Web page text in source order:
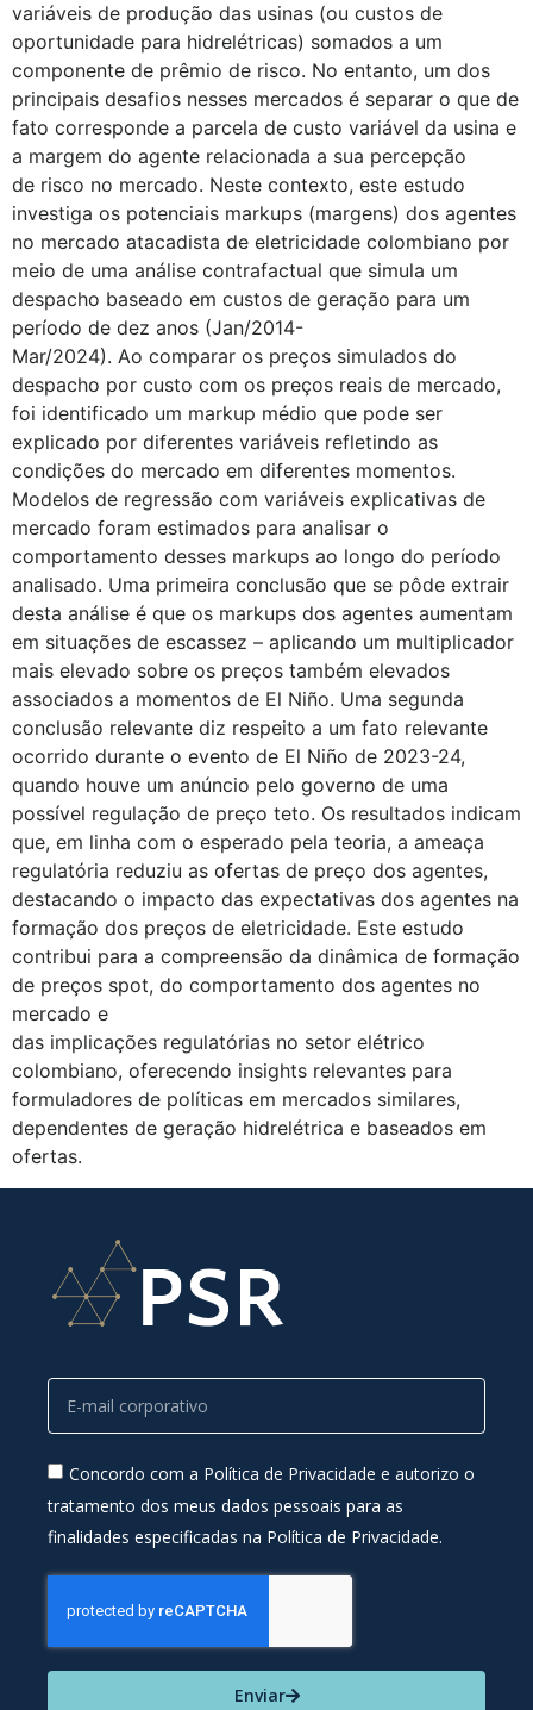
variáveis de produção das usinas (ou custos de
oportunidade para hidrelétricas) somados a um
componente de prêmio de risco. No entanto, um dos
principais desafios nesses mercados é separar o que de
fato corresponde a parcela de custo variável da usina e
a margem do agente relacionada a sua percepção
de risco no mercado. Neste contexto, este estudo
investiga os potenciais markups (margens) dos agentes
no mercado atacadista de eletricidade colombiano por
meio de uma análise contrafactual que simula um
despacho baseado em custos de geração para um
período de dez anos (Jan/2014-
Mar/2024). Ao comparar os preços simulados do
despacho por custo com os preços reais de mercado,
foi identificado um markup médio que pode ser
explicado por diferentes variáveis refletindo as
condições do mercado em diferentes momentos.
Modelos de regressão com variáveis explicativas de
mercado foram estimados para analisar o
comportamento desses markups ao longo do período
analisado. Uma primeira conclusão que se pôde extrair
desta análise é que os markups dos agentes aumentam
em situações de escassez – aplicando um multiplicador
mais elevado sobre os preços também elevados
associados a momentos de El Niño. Uma segunda
conclusão relevante diz respeito a um fato relevante
ocorrido durante o evento de El Niño de 2023-24,
quando houve um anúncio pelo governo de uma
possível regulação de preço teto. Os resultados indicam
que, em linha com o esperado pela teoria, a ameaça
regulatória reduziu as ofertas de preço dos agentes,
destacando o impacto das expectativas dos agentes na
formação dos preços de eletricidade. Este estudo
contribui para a compreensão da dinâmica de formação
de preços spot, do comportamento dos agentes no
mercado e
das implicações regulatórias no setor elétrico
colombiano, oferecendo insights relevantes para
formuladores de políticas em mercados similares,
dependentes de geração hidrelétrica e baseados em
ofertas.
Concordo com a Política de Privacidade e autorizo o
tratamento dos meus dados pessoais para as
finalidades especificadas na Política de Privacidade.
Enviar